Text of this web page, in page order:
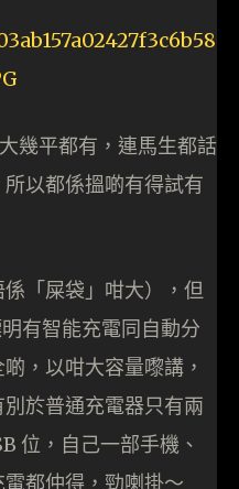
幾平都有，連馬生都話
以都係搵啲有得試有
「屎袋」咁大），但
有智能充電同自動分
，以咁大容量嚟講，
於普通充電器只有兩
位，自己一部手機、
都仲得，勁喇掛～